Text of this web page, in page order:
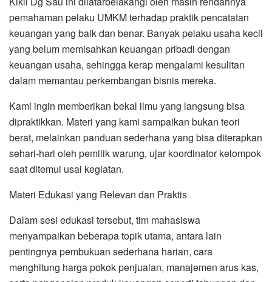
pemahaman pelaku UMKM terhadap praktik pencatatan
keuangan yang baik dan benar. Banyak pelaku usaha kecil
yang belum memisahkan keuangan pribadi dengan
keuangan usaha, sehingga kerap mengalami kesulitan
dalam memantau perkembangan bisnis mereka.
Kami ingin memberikan bekal ilmu yang langsung bisa
dipraktikkan. Materi yang kami sampaikan bukan teori
berat, melainkan panduan sederhana yang bisa diterapkan
sehari-hari oleh pemilik warung, ujar koordinator kelompok
saat ditemui usai kegiatan.
Materi Edukasi yang Relevan dan Praktis
Dalam sesi edukasi tersebut, tim mahasiswa
menyampaikan beberapa topik utama, antara lain
pentingnya pembukuan sederhana harian, cara
menghitung harga pokok penjualan, manajemen arus kas,